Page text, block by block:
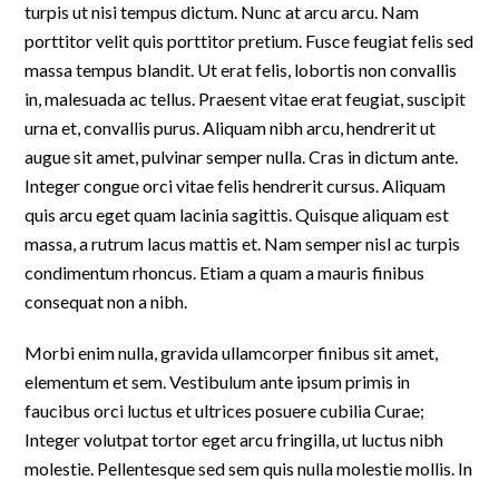
turpis ut nisi tempus dictum. Nunc at arcu arcu. Nam
porttitor velit quis porttitor pretium. Fusce feugiat felis sed
massa tempus blandit. Ut erat felis, lobortis non convallis
in, malesuada ac tellus. Praesent vitae erat feugiat, suscipit
urna et, convallis purus. Aliquam nibh arcu, hendrerit ut
augue sit amet, pulvinar semper nulla. Cras in dictum ante.
Integer congue orci vitae felis hendrerit cursus. Aliquam
quis arcu eget quam lacinia sagittis. Quisque aliquam est
massa, a rutrum lacus mattis et. Nam semper nisl ac turpis
condimentum rhoncus. Etiam a quam a mauris finibus
consequat non a nibh.
Morbi enim nulla, gravida ullamcorper finibus sit amet,
elementum et sem. Vestibulum ante ipsum primis in
faucibus orci luctus et ultrices posuere cubilia Curae;
Integer volutpat tortor eget arcu fringilla, ut luctus nibh
molestie. Pellentesque sed sem quis nulla molestie mollis. In